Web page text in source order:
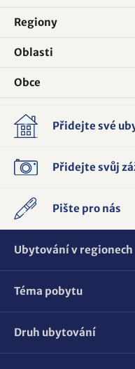
Regiony
Oblasti
Obce
Přidejte své
Přidejte svůj
Pište pro nás
Ubytování v regionech
Téma pobytu
Druh ubytování